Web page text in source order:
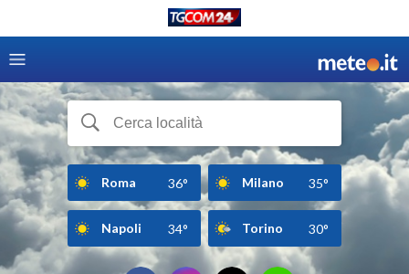
Roma 36° Milano 35°
Napoli 34° Torino 30°